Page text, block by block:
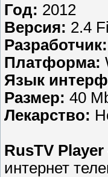
Год: 2012
Версия: 2.4
Разработчик:
Платформа:
Язык
Размер: 40
Лекарство:
RusTV Player
интернет